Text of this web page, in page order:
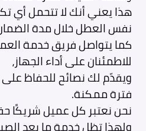
هذا يعني أنك لا تتحمل أي
نفس العطل خلال مدة
كما يتواصل فريق خدمة
للاطمئنان على أداء الجهاز،
ويقدّم لك نصائح للحفاظ على
فترة ممكنة.
نحن نعتبر كل عميل شريكًا